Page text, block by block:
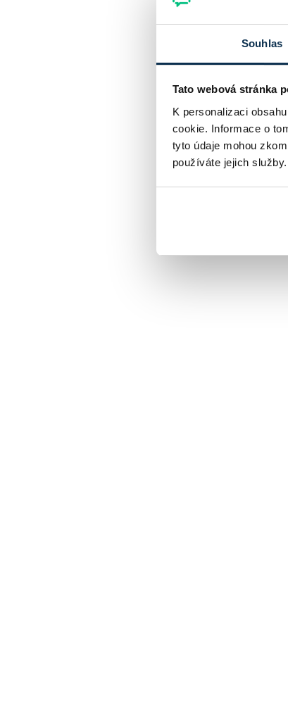
Souhlas
Tato webová stránka
K personalizaci
cookie. Informace o
tyto údaje mohou
používáte jejich služby.